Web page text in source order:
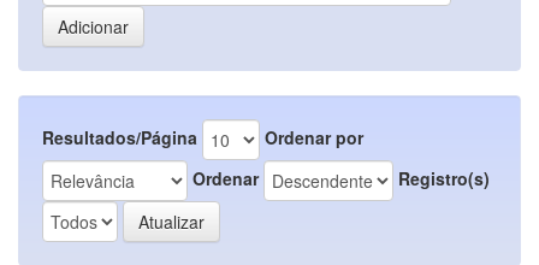
Resultados/Página
Ordenar por
Ordenar
Registro(s)